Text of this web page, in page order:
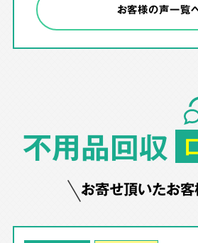
お客様の声一覧
不用品回収
お寄せ頂いたお